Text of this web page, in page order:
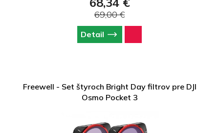
69,00 €
Detail
Freewell - Set štyroch Bright Day filtrov pre DJI
Osmo Pocket 3